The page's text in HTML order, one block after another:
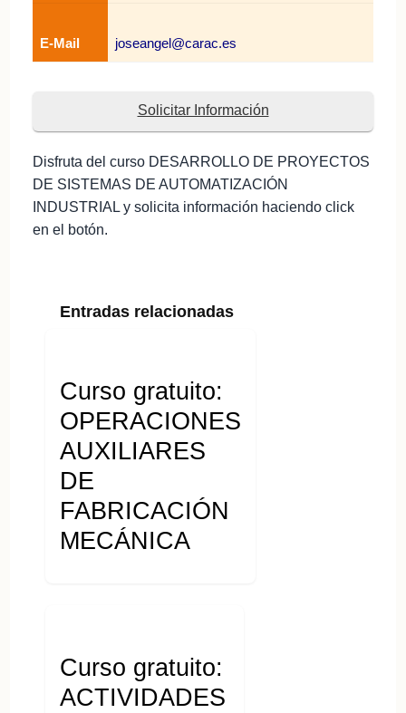
E-Mail joseangel@carac.es
Solicitar Información
Disfruta del curso DESARROLLO DE PROYECTOS
DE SISTEMAS DE AUTOMATIZACIÓN
INDUSTRIAL y solicita información haciendo click
en el botón.
Entradas relacionadas
Curso gratuito:
OPERACIONES
AUXILIARES
DE
FABRICACIÓN
MECÁNICA
Curso gratuito:
ACTIVIDADES